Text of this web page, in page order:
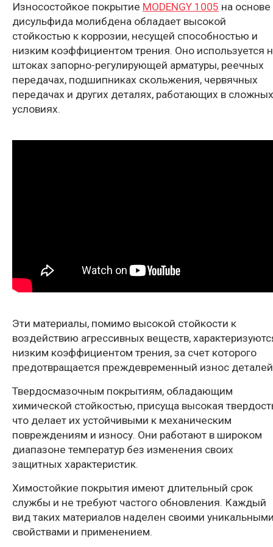
Износостойкое покрытие MODENGY 1005 на основе
дисульфида молибдена обладает высокой
стойкостью к коррозии, несущей способностью и
низким коэффициентом трения. Оно используется
штоках запорно-регулирующей арматуры, реечных
передачах, подшипниках скольжения, червячных
передачах и других деталях, работающих в сложных
условиях.
Эти материалы, помимо высокой стойкости к
воздействию агрессивных веществ,
низким коэффициентом трения, за счет которого
предотвращается преждевременный износ
Твердосмазочным покрытиям, обладающим
химической стойкостью, присуща высокая
что делает их устойчивыми к механическим
повреждениям и износу. Они работают в широком
диапазоне температур без изменения своих
защитных характеристик.
Химостойкие покрытия имеют длительный срок
службы и не требуют частого обновления. Каждый
вид таких материалов наделен своими
свойствами и применением.